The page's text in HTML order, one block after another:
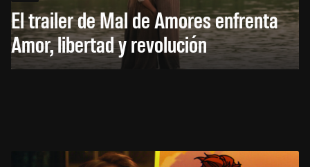
El trailer de Mal de Amores enfrenta
Amor, libertad y revolución